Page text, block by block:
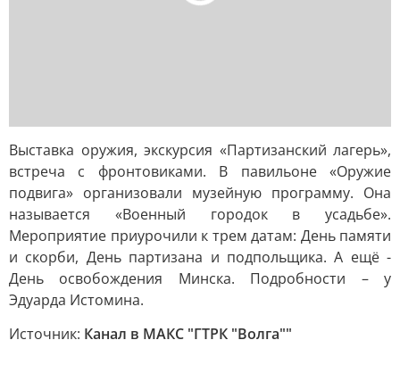
Выставка оружия, экскурсия «Партизанский лагерь»,
встреча с фронтовиками. В павильоне «Оружие
подвига» организовали музейную программу. Она
называется «Военный городок в усадьбе».
Мероприятие приурочили к трем датам: День памяти
и скорби, День партизана и подпольщика. А ещё -
День освобождения Минска. Подробности – у
Эдуарда Истомина.
Источник: Канал в МАКС "ГТРК "Волга""